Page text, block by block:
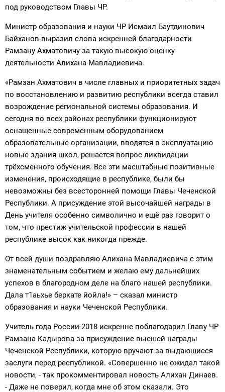
под руководством Главы ЧР.
Министр образования и науки ЧР Исмаил Баутдинович
Байханов выразил слова искренней благодарности
Рамзану Ахматовичу за такую высокую оценку
деятельности Алихана Мавладиевича.
«Рамзан Ахматович в числе главных и приоритетных задач
по восстановлению и развитию республики всегда ставил
возрождение региональной системы образования. И
сегодня во всех районах республики функционируют
оснащенные современным оборудованием
образовательные организации, вводятся в эксплуатацию
новые здания школ, решается вопрос ликвидации
трёхсменного обучения. Все эти масштабные позитивные
изменения, происходящие в республике, были бы
невозможны без всесторонней помощи Главы Чеченской
Республики. А присуждение этой высочайшей награды в
День учителя особенно символично и ещё раз говорит о
том, что престиж учительской профессии в нашей
республике высок как никогда прежде.
От всей души поздравляю Алихана Мавладиевича с этим
знаменательным событием и желаю ему дальнейших
успехов в благородном деле на благо нашей республики.
Дала т1аьхье беркате йойла!» – сказал министр
образования и науки Чеченской Республики.
Учитель года России-2018 искренне поблагодарил Главу ЧР
Рамзана Кадырова за присуждение высшей награды
Чеченской Республики, которую вручают за выдающиеся
заслуги перед республикой. «Совершенно не ожидал такой
новости, - так прокомментировал новость Алихан Динаев.
- Даже не поверил, когда мне об этом сказали. Это